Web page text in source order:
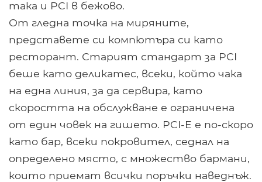
така и PCI в бежово.
От гледна точка на миряните,
представете си компютъра си като
ресторант. Старият стандарт за PCI
беше като деликатес, всеки, който чака
на една линия, за да сервира, като
скоростта на обслужване е ограничена
от един човек на гишето. PCI-E е по-скоро
като бар, всеки покровител, седнал на
определено място, с множество бармани,
които приемат всички поръчки наведнъж.